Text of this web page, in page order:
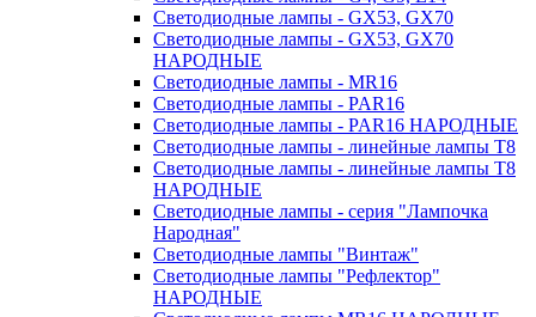
Светодиодные лампы - GX53, GX70
Светодиодные лампы - GX53, GX70
НАРОДНЫЕ
Светодиодные лампы - MR16
Светодиодные лампы - PAR16
Светодиодные лампы - PAR16 НАРОДНЫЕ
Светодиодные лампы - линейные лампы T8
Светодиодные лампы - линейные лампы T8
НАРОДНЫЕ
Светодиодные лампы - серия "Лампочка
Народная"
Светодиодные лампы "Винтаж"
Светодиодные лампы "Рефлектор"
НАРОДНЫЕ